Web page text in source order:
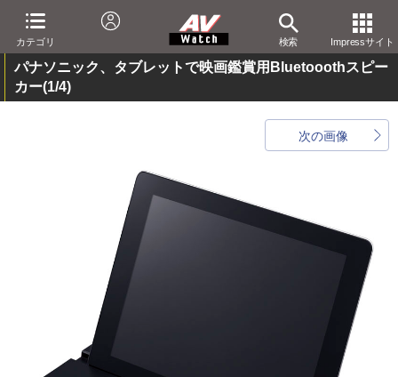
カテゴリ 検索 Impressサイト
パナソニック、タブレットで映画鑑賞用Bluetooothスピー
カー(1/4)
次の画像